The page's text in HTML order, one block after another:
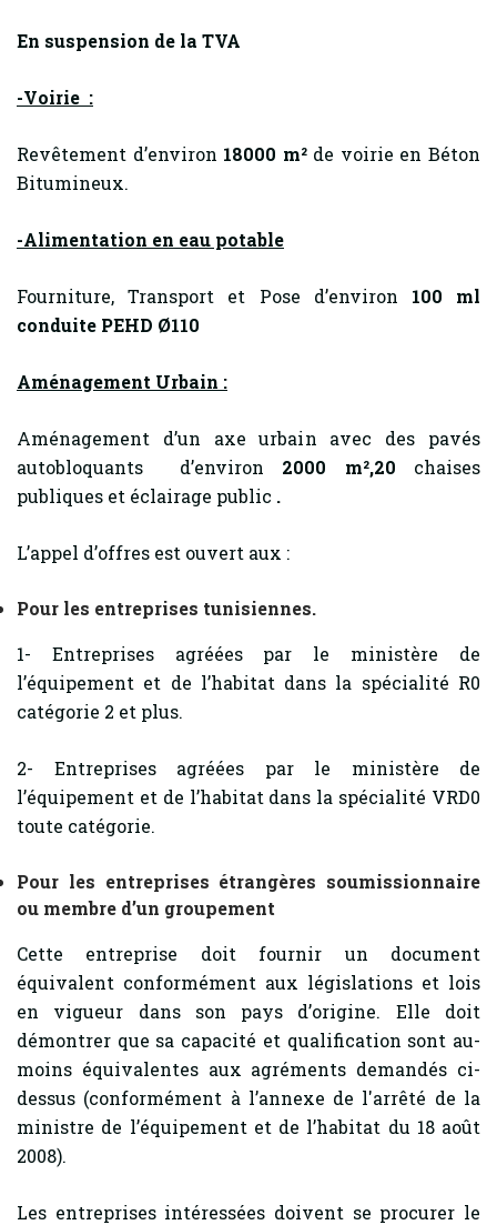
En suspension de la TVA
-Voirie :
Revêtement d’environ 18000 m²de voirie en Béton
Bitumineux.
-Alimentation en eau potable
Fourniture, Transport et Pose d’environ 100 ml
conduite PEHD Ø110
Aménagement Urbain :
Aménagement d’un axe urbain avec des pavés
autobloquants d’environ 2000 m²,20 chaises
publiques et éclairage public .
L’appel d’offres est ouvert aux :
Pour les entreprises tunisiennes.
1- Entreprises agréées par le ministère de
l’équipement et de l’habitat dans la spécialité R0
catégorie 2 et plus.
2- Entreprises agréées par le ministère de
l’équipement et de l’habitat dans la spécialité VRD0
toute catégorie.
Pour les entreprises étrangères soumissionnaire
ou membre d’un groupement
Cette entreprise doit fournir un document
équivalent conformément aux législations et lois
en vigueur dans son pays d’origine. Elle doit
démontrer que sa capacité et qualification sont au-
moins équivalentes aux agréments demandés ci-
dessus (conformément à l’annexe de l'arrêté de la
ministre de l’équipement et de l’habitat du 18 août
2008).
Les entreprises intéressées doivent se procurer le